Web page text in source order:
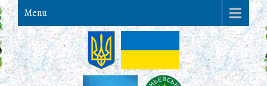
Menu